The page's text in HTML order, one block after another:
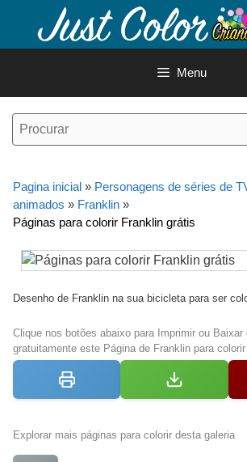
o
Menu
Pagina inicial » Personagens de séries de
animados » Franklin »
Páginas para colorir Franklin grátis
Desenho de Franklin na sua bicicleta para ser
Clique nos botões abaixo para Imprimir ou Baixar
gratuitamente este Página de Franklin para
Explorar mais páginas para colorir desta galeria